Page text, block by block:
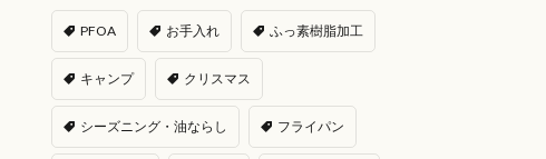
PFOA お手入れ ふっ素樹脂加工
キャンプ クリスマス
シーズニング・油ならし フライパン